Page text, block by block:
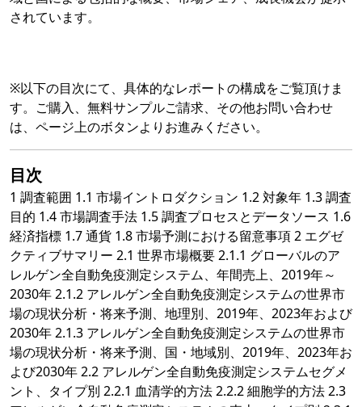
されています。
※以下の目次にて、具体的なレポートの構成をご覧頂けま
す。ご購入、無料サンプルご請求、その他お問い合わせ
は、ページ上のボタンよりお進みください。
目次
1 調査範囲 1.1 市場イントロダクション 1.2 対象年 1.3 調査
目的 1.4 市場調査手法 1.5 調査プロセスとデータソース 1.6
経済指標 1.7 通貨 1.8 市場予測における留意事項 2 エグゼ
クティブサマリー 2.1 世界市場概要 2.1.1 グローバルのア
レルゲン全自動免疫測定システム、年間売上、2019年～
2030年 2.1.2 アレルゲン全自動免疫測定システムの世界市
場の現状分析・将来予測、地理別、2019年、2023年および
2030年 2.1.3 アレルゲン全自動免疫測定システムの世界市
場の現状分析・将来予測、国・地域別、2019年、2023年お
よび2030年 2.2 アレルゲン全自動免疫測定システムセグメ
ント、タイプ別 2.2.1 血清学的方法 2.2.2 細胞学的方法 2.3